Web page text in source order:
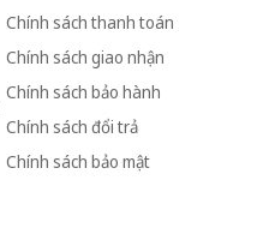
Chính sách thanh toán
Chính sách giao nhận
Chính sách bảo hành
Chính sách đổi trả
Chính sách bảo mật